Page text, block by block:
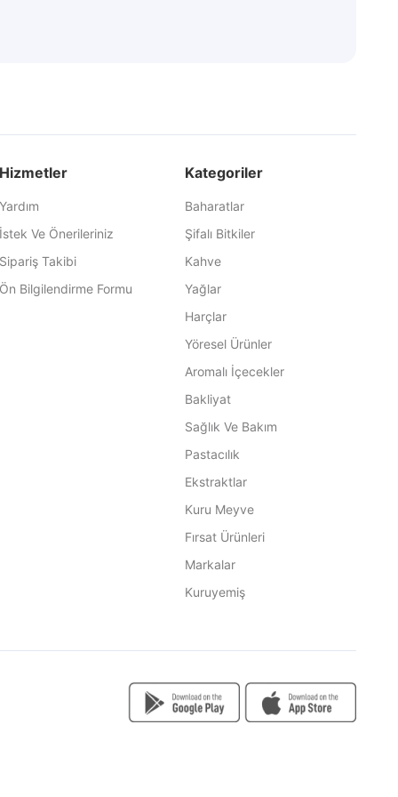
Hizmetler
Yardım
İstek Ve Önerileriniz
Sipariş Takibi
Ön Bilgilendirme Formu
Kategoriler
Baharatlar
Şifalı Bitkiler
Kahve
Yağlar
Harçlar
Yöresel Ürünler
Aromalı İçecekler
Bakliyat
Sağlık Ve Bakım
Pastacılık
Ekstraktlar
Kuru Meyve
Fırsat Ürünleri
Markalar
Kuruyemiş